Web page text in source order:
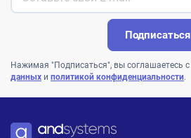
Подписаться
Нажимая "Подписаться", вы соглашаетесь с
данных и политикой конфиденциальности.